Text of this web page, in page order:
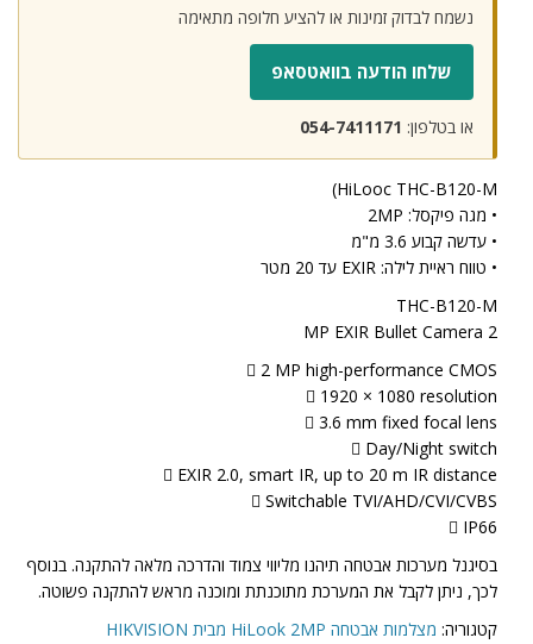
נשמח לבדוק זמינות או להציע חלופה מתאימה
שלחו הודעה בוואטסאפ
או בטלפון: 054-7411171
HiLooc THC-B120-M)
• מגה פיקסל: 2MP
• עדשה קבוע 3.6 מ"מ
• טווח ראיית לילה: EXIR עד 20 מטר
THC-B120-M
2 MP EXIR Bullet Camera
 2 MP high-performance CMOS
 1920 × 1080 resolution
 3.6 mm fixed focal lens
 Day/Night switch
 EXIR 2.0, smart IR, up to 20 m IR distance
 Switchable TVI/AHD/CVI/CVBS
 IP66
בסיגנל מערכות אבטחה תיהנו מליווי צמוד והדרכה מלאה להתקנה. בנוסף
לכך, ניתן לקבל את המערכת מתוכנתת ומוכנה מראש להתקנה פשוטה.
קטגוריה: מצלמות אבטחה HiLook 2MP מבית HIKVISION